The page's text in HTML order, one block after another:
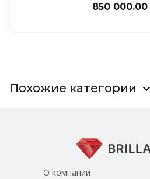
850
Похожие категории
О компании